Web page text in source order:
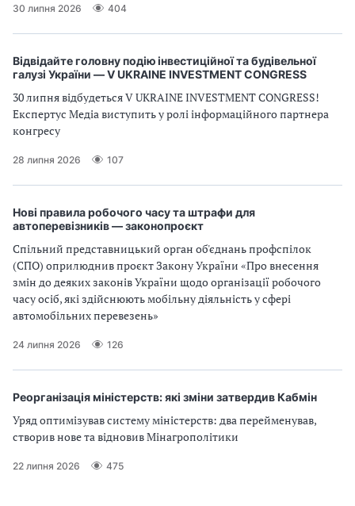
30 липня 2026 404
Відвідайте головну подію інвестиційної та будівельної
галузі України — V UKRAINE INVESTMENT CONGRESS
30 липня відбудеться V UKRAINE INVESTMENT CONGRESS!
Експертус Медіа виступить у ролі інформаційного партнера
конгресу
28 липня 2026 107
Нові правила робочого часу та штрафи для
автоперевізників — законопроєкт
Спільний представницький орган об'єднань профспілок
(СПО) оприлюднив проєкт Закону України «Про внесення
змін до деяких законів України щодо організації робочого
часу осіб, які здійснюють мобільну діяльність у сфері
автомобільних перевезень»
24 липня 2026 126
Реорганізація міністерств: які зміни затвердив Кабмін
Уряд оптимізував систему міністерств: два перейменував,
створив нове та відновив Мінагрополітики
22 липня 2026 475
н
ц